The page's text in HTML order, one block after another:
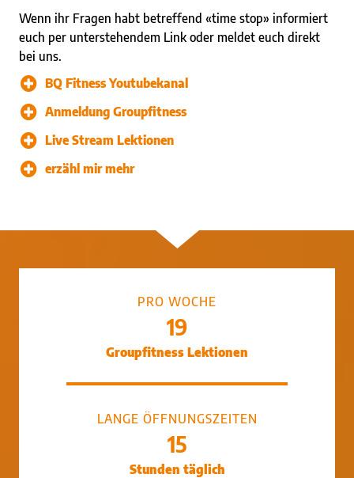
Wenn ihr Fragen habt betreffend «time stop» informiert
euch per unterstehendem Link oder meldet euch direkt
bei uns.
BQ Fitness Youtubekanal
Anmeldung Groupfitness
Live Stream Lektionen
erzähl mir mehr
PRO WOCHE
19
Groupfitness Lektionen
LANGE ÖFFNUNGSZEITEN
15
Stunden täglich